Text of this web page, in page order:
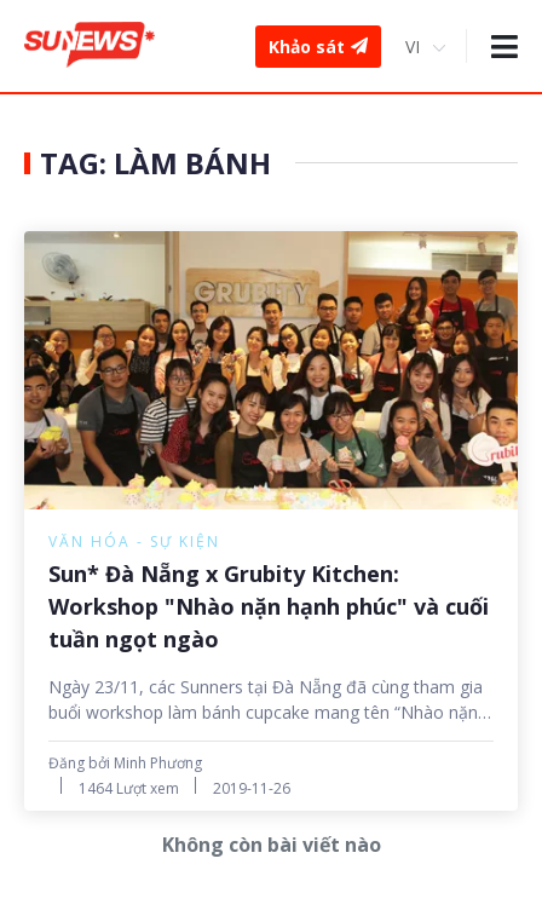
Khảo sát
TAG: LÀM BÁNH
VĂN HÓA - SỰ KIỆN
Sun* Đà Nẵng x Grubity Kitchen:
Workshop "Nhào nặn hạnh phúc" và cuối
tuần ngọt ngào
Ngày 23/11, các Sunners tại Đà Nẵng đã cùng tham gia
buổi workshop làm bánh cupcake mang tên “Nhào nặn
hạnh phúc” tràn đầy sắc màu và niềm vui. Đây là sự kiện
do Công đoàn Sun* Đà Nẵng phối hợp cùng Grubity
Kitchen tổ chức, với mong muốn đem đến khoảng thời
Đăng bởi Minh Phương
1464 Lượt xem
2019-11-26
Không còn bài viết nào